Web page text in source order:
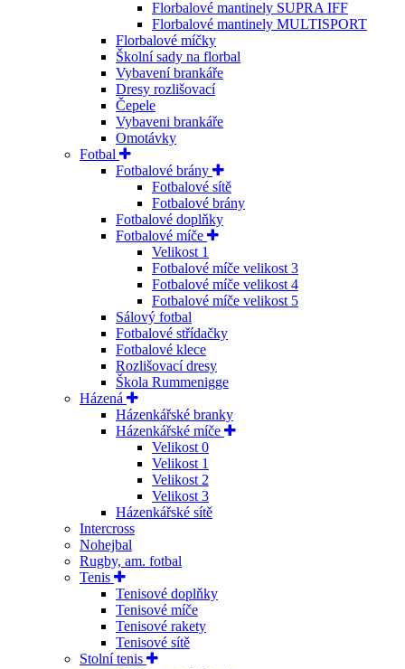
Florbalové mantinely SUPRA IFF
Florbalové mantinely MULTISPORT
Florbalové míčky
Školní sady na florbal
Vybavení brankáře
Dresy rozlišovací
Čepele
Vybaveni brankáře
Omotávky
Fotbal
Fotbalové brány
Fotbalové sítě
Fotbalové brány
Fotbalové doplňky
Fotbalové míče
Velikost 1
Fotbalové míče velikost 3
Fotbalové míče velikost 4
Fotbalové míče velikost 5
Sálový fotbal
Fotbalové střídačky
Fotbalové klece
Rozlišovací dresy
Škola Rummenigge
Házená
Házenkářské branky
Házenkářské míče
Velikost 0
Velikost 1
Velikost 2
Velikost 3
Házenkářské sítě
Intercross
Nohejbal
Rugby, am. fotbal
Tenis
Tenisové doplňky
Tenisové míče
Tenisové rakety
Tenisové sítě
Stolní tenis